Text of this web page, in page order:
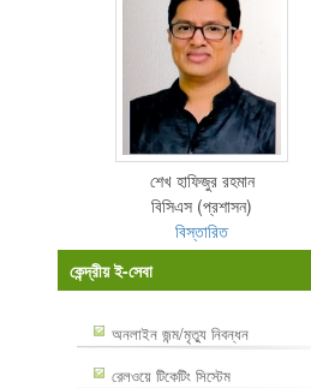
শেখ হাফিজুর রহমান
বিসিএস (প্রশাসন)
বিস্তারিত
কেন্দ্রীয় ই-সেবা
অনলাইন জন্ম/মৃত্যু নিবন্ধন
রেলওয়ে টিকেটিং সিস্টেম